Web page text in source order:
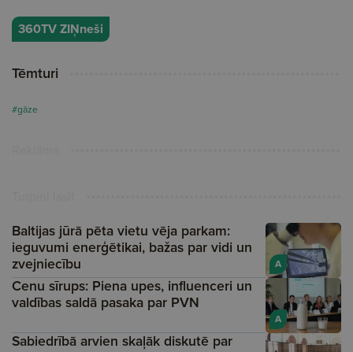
360TV ZIŅneši
Tēmturi
#gāze
A
Baltijas jūrā pēta vietu vēja parkam:
ieguvumi enerģētikai, bažas par vidi un
zvejniecību
A
Cenu sīrups: Piena upes, influenceri un
valdības saldā pasaka par PVN
Sabiedrībā arvien skaļāk diskutē par